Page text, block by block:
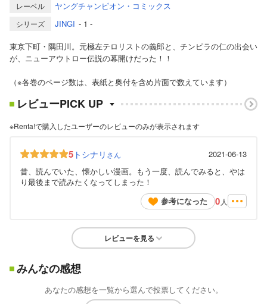
レーベル ヤングチャンピオン・コミックス
シリーズ JINGI - 1 -
東京下町・隅田川。元極左テロリストの義郎と、チンピラの仁の出会い
が、ニューアウトロー伝説の幕開けだった！！
（※各巻のページ数は、表紙と奥付を含め片面で数えています）
レビューPICK UP
※Renta!で購入したユーザーのレビューのみが表示されます
5 トシナリ さん
2021-06-13
昔、読んでいた、懐かしい漫画。もう一度、読んでみると、やは
り最後まで読みたくなってしまった！
参考になった
0 人
レビューを見る
みんなの感想
あなたの感想を一覧から選んで投票してください。